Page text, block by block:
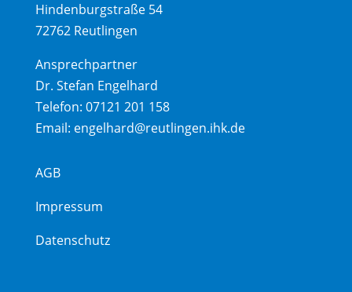
Hindenburgstraße 54
72762 Reutlingen
Ansprechpartner
Dr. Stefan Engelhard
Telefon: 07121 201 158
Email: engelhard@reutlingen.ihk.de
AGB
Impressum
Datenschutz